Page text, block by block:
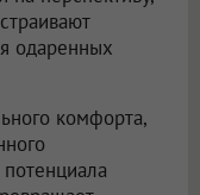
одаренных
комфорта,
потенциала